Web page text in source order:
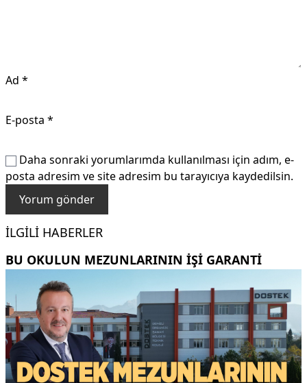
Ad *
E-posta *
Daha sonraki yorumlarımda kullanılması için adım, e-
posta adresim ve site adresim bu tarayıcıya kaydedilsin.
İLGILI HABERLER
BU OKULUN MEZUNLARININ IŞI GARANTI